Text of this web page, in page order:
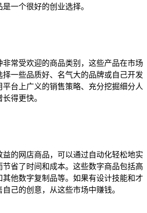
一个很好的创业选择。
常受欢迎的商品类别，这些产品在市场
择一些品质好、名气大的品牌或自己开发
台上广义的销售策略、充分挖掘细分人
得更快。
的网店商品，可以通过自动化轻松地实
省了时间和成本。这些数字商品包括高
他数字复制品等。如果有设计技能和才
己的创意，从这些市场中赚钱。